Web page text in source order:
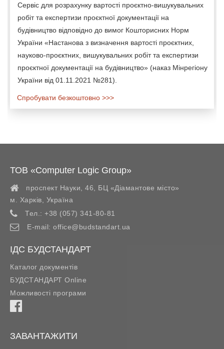
Сервіс для розрахунку вартості проєктно-вишукувальних
робіт та експертизи проєктної документації на
будівництво відповідно до вимог Кошторисних Норм
України «Настанова з визначення вартості проєктних,
науково-проєктних, вишукувальних робіт та експертизи
проєктної документації на будівництво» (наказ Мінрегіону
України від 01.11.2021 №281).
Спробувати безкоштовно >>>
ТОВ «Computer Logic Group»
проспект Науки, 46, БЦ «Діамантове місто»
м. Харків
Україна
Тел.: +38 (057) 341-80-81
E-mail: office@budstandart.ua
ІДС БУДСТАНДАРТ
Каталог документів
БУДСТАНДАРТ Online
Можливості програми
ЗАВАНТАЖИТИ